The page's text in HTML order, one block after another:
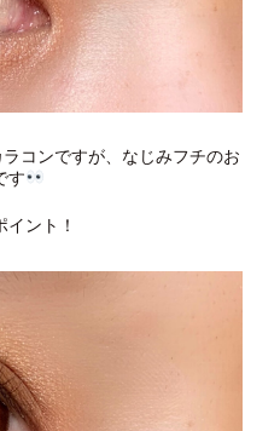
コンですが、なじみフチのお
す
ント！